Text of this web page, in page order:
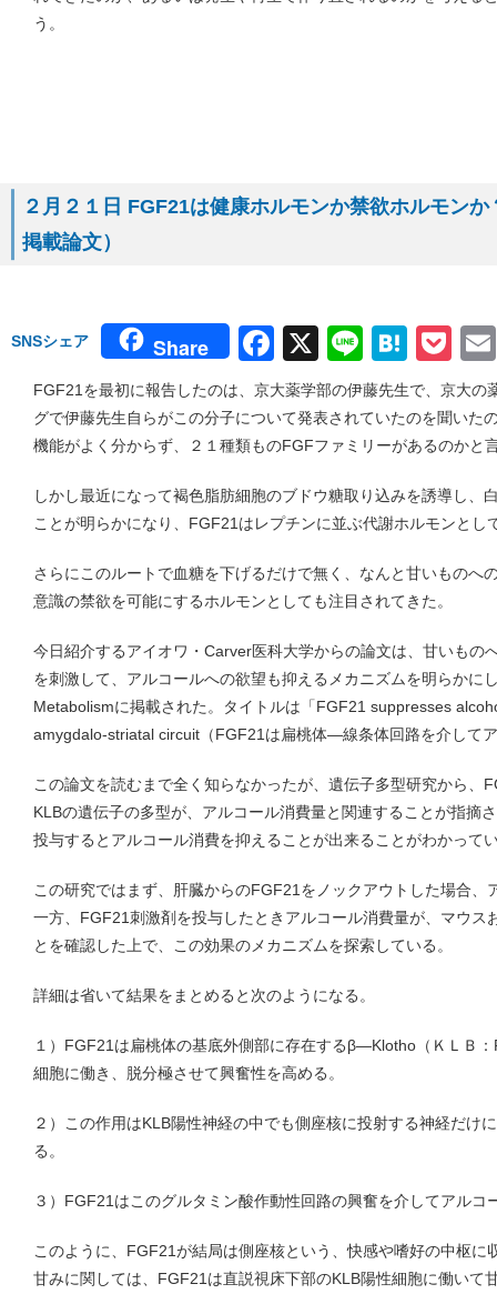
う。
２月２１日 FGF21は健康ホルモンか禁欲ホルモン
掲載論文）
SNSシェア Share Facebook
X Line
FGF21を最初に報告したのは、京大薬学部の伊藤先生で、京大の
グで伊藤先生自らがこの分子について発表されていたのを聞いた
機能がよく分からず、２１種類ものFGFファミリーがあるのかと
しかし最近になって褐色脂肪細胞のブドウ糖取り込みを誘導し、
ことが明らかになり、FGF21はレプチンに並ぶ代謝ホルモンとし
さらにこのルートで血糖を下げるだけで無く、なんと甘いものへ
意識の禁欲を可能にするホルモンとしても注目されてきた。
今日紹介するアイオワ・Carver医科大学からの論文は、甘いもの
を刺激して、アルコールへの欲望も抑えるメカニズムを明らかに
Metabolismに掲載された。タイトルは「FGF21 suppresses
amygdalo-striatal circuit（FGF21は扁桃体―線条体回路を介して
この論文を読むまで全く知らなかったが、遺伝子多型研究から、
KLBの遺伝子の多型が、アルコール消費量と関連することが指摘
投与するとアルコール消費を抑えることが出来ることがわかって
この研究ではまず、肝臓からのFGF21をノックアウトした場合、
一方、FGF21刺激剤を投与したときアルコール消費量が、マウス
とを確認した上で、この効果のメカニズムを探索している。
詳細は省いて結果をまとめると次のようになる。
１）FGF21は扁桃体の基底外側部に存在するβ―Klotho（ＫＬＢ
細胞に働き、脱分極させて興奮性を高める。
２）この作用はKLB陽性神経の中でも側座核に投射する神経だけ
る。
３）FGF21はこのグルタミン酸作動性回路の興奮を介してアルコ
このように、FGF21が結局は側座核という、快感や嗜好の中枢に
甘みに関しては、FGF21は直説視床下部のKLB陽性細胞に働いて